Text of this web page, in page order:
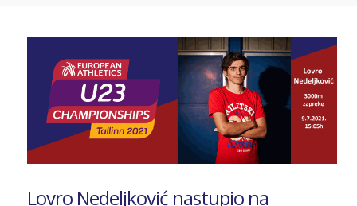
Lovro Nedeljković nastupio na